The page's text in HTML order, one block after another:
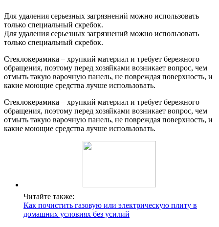
Для удаления серьезных загрязнений можно использовать
только специальный скребок.
Для удаления серьезных загрязнений можно использовать
только специальный скребок.
Стеклокерамика – хрупкий материал и требует бережного
обращения, поэтому перед хозяйками возникает вопрос, чем
отмыть такую варочную панель, не повреждая поверхность, и
какие моющие средства лучше использовать.
Стеклокерамика – хрупкий материал и требует бережного
обращения, поэтому перед хозяйками возникает вопрос, чем
отмыть такую варочную панель, не повреждая поверхность, и
какие моющие средства лучше использовать.
Читайте также:
Как почистить газовую или электрическую плиту в
домашних условиях без усилий